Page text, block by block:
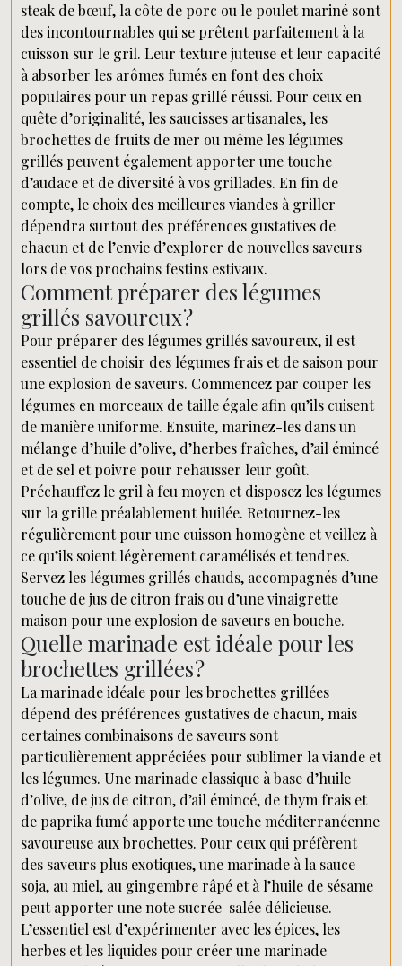
steak de bœuf, la côte de porc ou le poulet mariné sont
des incontournables qui se prêtent parfaitement à la
cuisson sur le gril. Leur texture juteuse et leur capacité
à absorber les arômes fumés en font des choix
populaires pour un repas grillé réussi. Pour ceux en
quête d’originalité, les saucisses artisanales, les
brochettes de fruits de mer ou même les légumes
grillés peuvent également apporter une touche
d’audace et de diversité à vos grillades. En fin de
compte, le choix des meilleures viandes à griller
dépendra surtout des préférences gustatives de
chacun et de l’envie d’explorer de nouvelles saveurs
lors de vos prochains festins estivaux.
Comment préparer des légumes
grillés savoureux ?
Pour préparer des légumes grillés savoureux, il est
essentiel de choisir des légumes frais et de saison pour
une explosion de saveurs. Commencez par couper les
légumes en morceaux de taille égale afin qu’ils cuisent
de manière uniforme. Ensuite, marinez-les dans un
mélange d’huile d’olive, d’herbes fraîches, d’ail émincé
et de sel et poivre pour rehausser leur goût.
Préchauffez le gril à feu moyen et disposez les légumes
sur la grille préalablement huilée. Retournez-les
régulièrement pour une cuisson homogène et veillez à
ce qu’ils soient légèrement caramélisés et tendres.
Servez les légumes grillés chauds, accompagnés d’une
touche de jus de citron frais ou d’une vinaigrette
maison pour une explosion de saveurs en bouche.
Quelle marinade est idéale pour les
brochettes grillées ?
La marinade idéale pour les brochettes grillées
dépend des préférences gustatives de chacun, mais
certaines combinaisons de saveurs sont
particulièrement appréciées pour sublimer la viande et
les légumes. Une marinade classique à base d’huile
d’olive, de jus de citron, d’ail émincé, de thym frais et
de paprika fumé apporte une touche méditerranéenne
savoureuse aux brochettes. Pour ceux qui préfèrent
des saveurs plus exotiques, une marinade à la sauce
soja, au miel, au gingembre râpé et à l’huile de sésame
peut apporter une note sucrée-salée délicieuse.
L’essentiel est d’expérimenter avec les épices, les
herbes et les liquides pour créer une marinade